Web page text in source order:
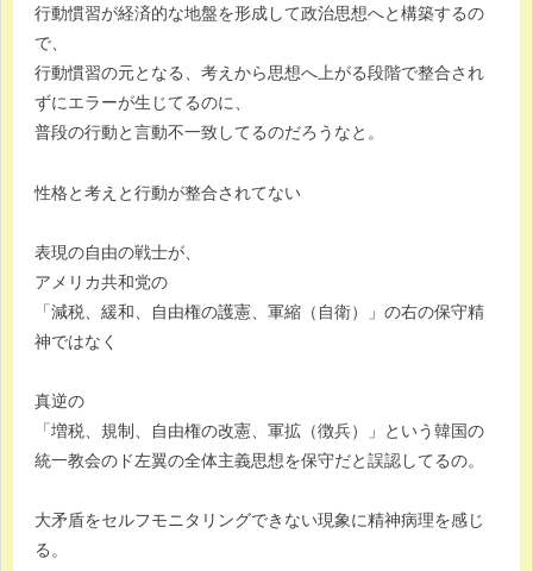
行動慣習が経済的な地盤を形成して政治思想へと構築するの
で、
行動慣習の元となる、考えから思想へ上がる段階で整合され
ずにエラーが生じてるのに、
普段の行動と言動不一致してるのだろうなと。
性格と考えと行動が整合されてない
表現の自由の戦士が、
アメリカ共和党の
「減税、緩和、自由権の護憲、軍縮（自衛）」の右の保守精
神ではなく
真逆の
「増税、規制、自由権の改憲、軍拡（徴兵）」という韓国の
統一教会のド左翼の全体主義思想を保守だと誤認してるの。
大矛盾をセルフモニタリングできない現象に精神病理を感じ
る。